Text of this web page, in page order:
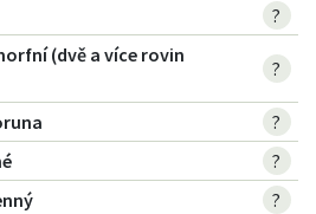
?
(dvě a více rovin
?
?
?
?